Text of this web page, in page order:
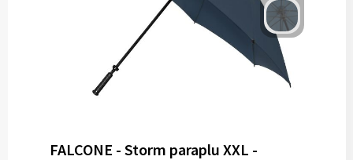
FALCONE - Storm paraplu XXL -